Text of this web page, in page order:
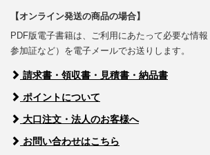
【オンライン発送の商品の場合】
PDF版電子書籍は、ご利用にあたって必要な情報
参加証など）を電子メールでお送りします。
請求書・領収書・見積書・納品書
ポイントについて
大口注文・法人のお客様へ
お問い合わせはこちら